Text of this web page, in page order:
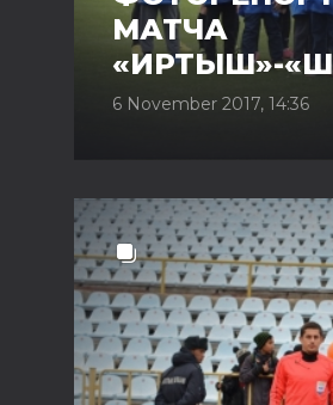
МАТЧА
«ИРТЫШ»-
6 November 2017, 14:36